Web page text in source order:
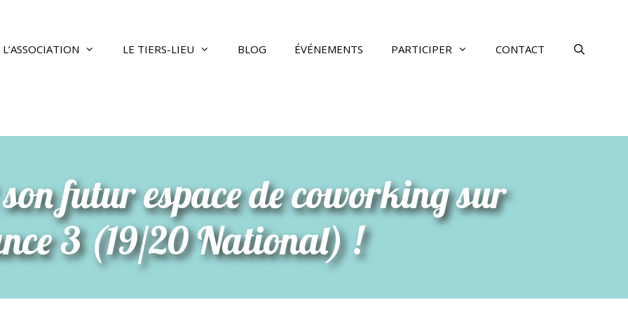
L’ASSOCIATION LE TIERS-LIEU BLOG ÉVÉNEMENTS PARTICIPER CONTACT
futur espace de coworking sur
3 (19/20 National) !